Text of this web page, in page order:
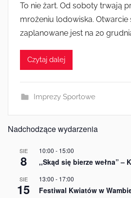
z
e
z
To nie żart. Od soboty trwają
mrożeniu lodowiska.
zaplanowane jest na 20
Czytaj dalej
Imprezy Sportowe
Nadchodzące wydarzenia
SIE
8
10:00 - 15:00
,,Skąd się bierze wełna” –
SIE
15
13:00 - 17:00
Festiwal Kwiatów w